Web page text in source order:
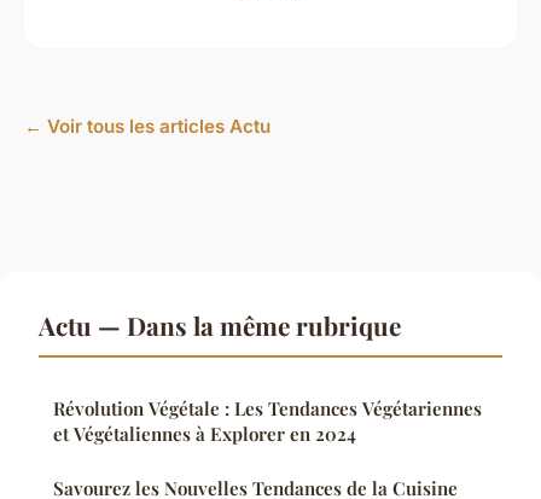
← Voir tous les articles Actu
Actu — Dans la même rubrique
Révolution Végétale : Les Tendances Végétariennes
et Végétaliennes à Explorer en 2024
Savourez les Nouvelles Tendances de la Cuisine